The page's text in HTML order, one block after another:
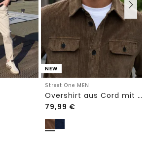
NEW
Street One MEN
Overshirt aus Cord mit Brusttaschen
79,99 €